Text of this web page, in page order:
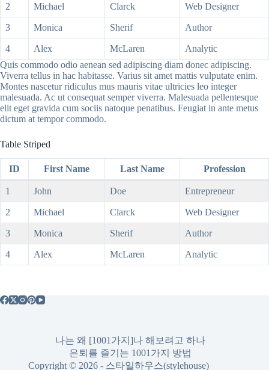
2 Michael Clarck Web Designer
3 Monica Sherif Author
4 Alex McLaren
Analytic
Quis commodo odio aenean sed adipiscing diam donec adipiscing.
Viverra tellus in hac habitasse. Varius sit amet mattis vulputate enim.
Montes nascetur ridiculus mus mauris vitae ultricies leo integer
malesuada. Ac ut consequat semper viverra. Malesuada pellentesque
elit eget gravida cum sociis natoque penatibus. Feugiat in ante metus
dictum at tempor commodo.
Table Striped
ID First Name Last Name Profession
1 John Doe Entrepreneur
2 Michael Clarck Web Designer
3 Monica Sherif Author
4 Alex McLaren Analytic
나는 왜 [1001가지]나 해보려고 하나
은퇴를 즐기는 1001가지 방법
Copyright © 2026 - 스타일하우스(stylehouse)